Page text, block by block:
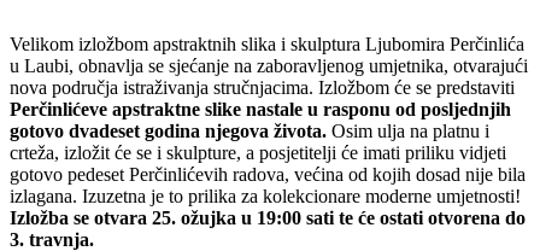
Velikom izložbom apstraktnih slika i skulptura Ljubomira Perčinlića
u Laubi, obnavlja se sjećanje na zaboravljenog umjetnika, otvarajući
nova područja istraživanja stručnjacima. Izložbom će se predstaviti
Perčinlićeve apstraktne slike nastale u rasponu od posljednjih
gotovo dvadeset godina njegova života. Osim ulja na platnu i
crteža, izložit će se i skulpture, a posjetitelji će imati priliku vidjeti
gotovo pedeset Perčinlićevih radova, većina od kojih dosad nije bila
izlagana. Izuzetna je to prilika za kolekcionare moderne umjetnosti!
Izložba se otvara 25. ožujka u 19:00 sati te će ostati otvorena do
3. travnja.